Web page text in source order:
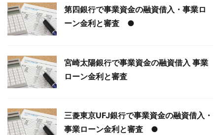
第四銀行で事業資金の融資借入・事業ロ
ーン金利と審査 ●
宮崎太陽銀行で事業資金の融資借入 事業
ローン金利と審査
三菱東京UFJ銀行で事業資金の融資借入・
事業ローン金利と審査 ●